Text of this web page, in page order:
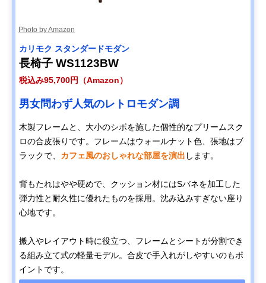
Amazonで見る
Amazonで見る
カリモク60 Kチェ
ア 2シーター 幅
Amazonで見る
Disney
COLLECTION ソ
U35100BK ミッキ
ーマウス
ミッキーマウスが
モチーフの可愛い
Amazonで見る
カリモク スタンダ
ソファ 幅182cm
ZU4922
包み込まれるよう
掛けロング
39.5cm、48kg
Amazonで見る
175cm UW1209
Amazonで見る
COLONIAL ソファ
YC6053
おしゃれで存在感
スタイル
幅204.5×奥行
38cm、48kg
Photo by Amazon
カリモク スタンダードモダン
長椅子 WS1123BW
税込み95,700円（Amazon）
男女問わず人気のレトロモダン調
木製フレームと、大小のシボを施した個性的なプリームスク
ロの合皮張りです。フレームはウォールナット色、張地はブ
ラックで、 カフェ風のおしゃれな部屋を演出 します。
背もたれはやや硬めで、クッション材にはSバネを加工した
弾力性と耐久性に優れたものを採用。沈み込みすぎない座り
心地です。
搬入やレイアウト時に役立つ、フレームとシートが分割でき
る組み立て式の軽量モデル。合皮で手入れがしやすいのもポ
イントです。